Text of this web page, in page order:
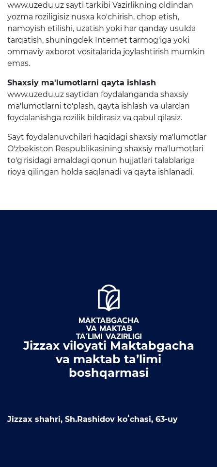
bo'yicha murojaat
Konstitutsiya
KONSTITUTSIYASI
Suhbat savollari
uchun suhbat savollari
Hujjatlar
www.uzedu.uz sayti tarkibi Vazirlikning oldindan
yozma roziligisiz nusxa ko'chirish, chop etish,
namoyish etilishi, uzatish yoki har qanday usulda
tarqatish, shuningdek Internet tarmog'iga yoki
ommaviy axborot vositalarida joylashtirish mumkin
emas.
Shaxsiy ma'lumotlarni qayta ishlash
www.uzedu.uz saytidan foydalanganda shaxsiy
ma'lumotlarni to'plash, qayta ishlash va ulardan
foydalanishga rozilik bildirasiz va qabul qilasiz.
Sayt foydalanuvchilari haqidagi shaxsiy ma'lumotlar
O'zbekiston Respublikasining shaxsiy ma'lumotlari
to'g'risidagi amaldagi qonun hujjatlari talablariga
rioya qilingan holda saqlanadi va qayta ishlanadi.
Jizzax viloyati Maktabgacha
va maktab ta’limi
boshqarmasi
Jizzax shahri, Sh.Rashidov koʻchasi, 63-uy